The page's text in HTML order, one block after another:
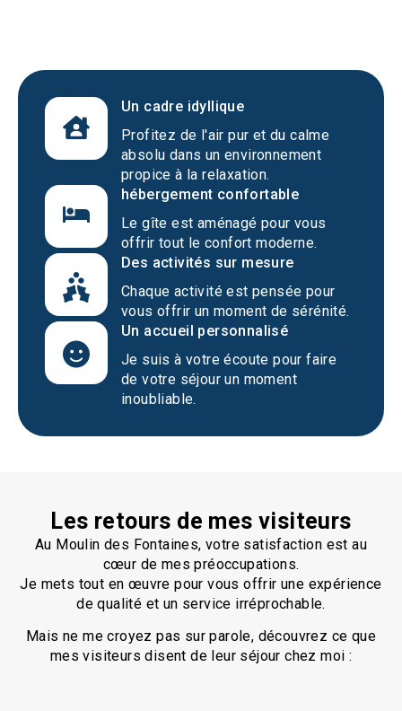
Un cadre idyllique
Profitez de l'air pur et du calme
absolu dans un environnement
propice à la relaxation.
hébergement confortable
Le gîte est aménagé pour vous
offrir tout le confort moderne.
Des activités sur mesure
Chaque activité est pensée pour
vous offrir un moment de sérénité.
Un accueil personnalisé
Je suis à votre écoute pour faire
de votre séjour un moment
inoubliable.
Les retours de mes visiteurs
Au Moulin des Fontaines, votre satisfaction est au
cœur de mes préoccupations.
Je mets tout en œuvre pour vous offrir une expérience
de qualité et un service irréprochable.
Mais ne me croyez pas sur parole, découvrez ce que
mes visiteurs disent de leur séjour chez moi :